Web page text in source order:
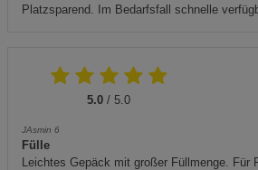
Platzsparend. Im Bedarfsfall schnelle
5.0 / 5.0
JAsmin 6
Fülle
Leichtes Gepäck mit großer Füllmenge. Für